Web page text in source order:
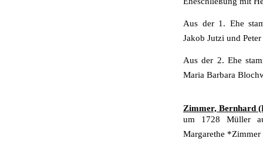
Aus der 1. Ehe
Jakob Jutzi und
Aus der 2. Ehe
Maria Barbara
Zimmer, Bernhard
um 1728 Müller
Margarethe *Zimmer